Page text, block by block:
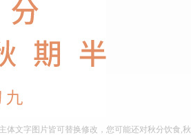
体文字图片皆可替换修改，您可能还对秋分饮食,秋